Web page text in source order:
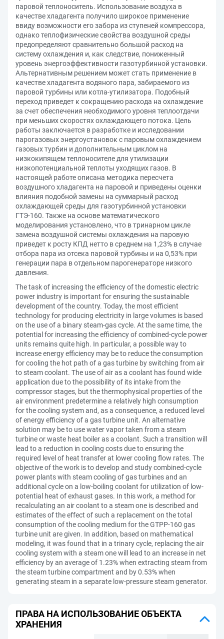
паровой теплоноситель. Использование воздуха в
качестве хладагента получило широкое применение
ввиду возможности его забора из ступеней компрессора,
однако теплофизические свойства воздушной среды
предопределяют сравнительно большой расход на
систему охлаждения и, как следствие, пониженный
уровень энергоэффективности газотурбинной установки.
Альтернативным решением может стать применение в
качестве хладагента водяного пара, забираемого из
паровой турбины или котла-утилизатора. Подобный
переход приведет к сокращению расхода на охлаждение
за счет обеспечения необходимого уровня теплоотдачи
при меньших скоростях охлаждающего потока. Цель
работы заключается в разработке и исследовании
парогазовых энергоустановок с паровым охлаждением
газовых турбин и дополнительным циклом на
низкокипящем теплоносителе для утилизации
низкопотенциальной теплоты уходящих газов. В
настоящей работе описана методика пересчета
воздушного хладагента на паровой и приведены оценки
влияния подобной замены на суммарный расход
охлаждающей среды для газотурбинной установки
ГТЭ-160. Также на основе математического
моделирования установлено, что в тринарном цикле
замена воздушной системы охлаждения на паровую
приведет к росту КПД нетто в среднем на 1,23% в случае
отбора пара из отсека паровой турбины и на 0,53% при
генерации пара в отдельном парогенераторе низкого
давления.
The task of increasing the efficiency of the domestic electric
power industry is important for ensuring the sustainable
development of the country. Today, the most efficient
technology for producing electricity in large volumes is based
on the use of a binary steam-gas cycle. At the same time, the
potential for increasing the efficiency of combined-cycle power
units remains quite high. In particular, a possible way to
increase energy efficiency may be to reduce the consumption
for cooling the hot path of a gas turbine by switching from air
to steam coolant. The use of air as a coolant has found wide
application due to the possibility of its intake from the
compressor stages, but the thermophysical properties of the
air environment predetermine a relatively high consumption
for the cooling system and, as a consequence, a reduced level
of energy efficiency of a gas turbine unit. An alternative
solution may be to use water vapor taken from a steam
turbine or waste heat boiler as a coolant. Such a transition will
lead to a reduction in cooling costs due to ensuring the
required level of heat transfer at lower cooling flow rates. The
objective of the work is to develop and study combined-cycle
power plants with steam cooling of gas turbines and an
additional cycle on a low-boiling coolant for utilization of low-
potential heat of exhaust gases. In this work, a method for
recalculating an air coolant to a steam one is described and
estimates of the effect of such a replacement on the total
consumption of the cooling medium for the GTPP-160 gas
turbine unit are given. In addition, based on mathematical
modeling, it was found that in a trinary cycle, replacing the air
cooling system with a steam one will lead to an increase in net
efficiency by an average of 1.23% when extracting steam from
the steam turbine compartment and by 0.53% when
generating steam in a separate low-pressure steam generator.
ПРАВА НА ИСПОЛЬЗОВАНИЕ ОБЪЕКТА
ХРАНЕНИЯ